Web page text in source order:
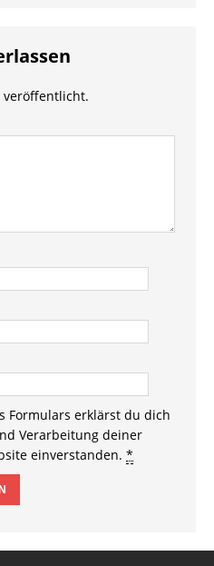
veröffentlicht.
Formulars erklärst du dich
Verarbeitung deiner
einverstanden. *